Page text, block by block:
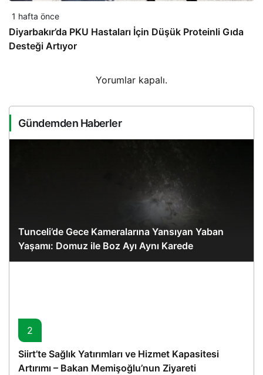
1 hafta önce
Diyarbakır’da PKU Hastaları İçin Düşük Proteinli Gıda
Desteği Artıyor
Yorumlar kapalı.
Gündemden Haberler
Tunceli’de Gece Kameralarına Yansıyan Yaban
Yaşamı: Domuz ile Boz Ayı Aynı Karede
2
Siirt’te Sağlık Yatırımları ve Hizmet Kapasitesi
Artırımı – Bakan Memişoğlu’nun Ziyareti